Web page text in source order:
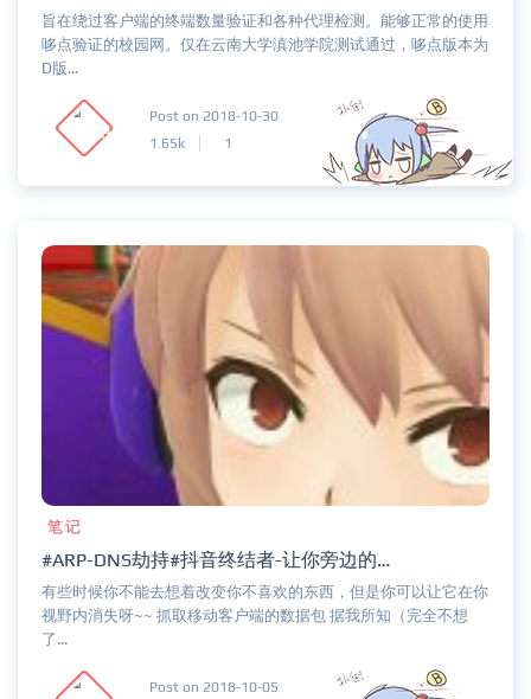
旨在绕过客户端的终端数量验证和各种代理检测。能够正常的使用
哆点验证的校园网。仅在云南大学滇池学院测试通过，哆点版本为
D版...
Post on 2018-10-30
1.65k
1
笔记
#ARP-DNS劫持#抖音终结者-让你旁边的人无法在你面前最大音量外放抖音 #With Kali#
有些时候你不能去想着改变你不喜欢的东西，但是你可以让它在你
视野内消失呀~~ 抓取移动客户端的数据包 据我所知（完全不想
了...
Post on 2018-10-05